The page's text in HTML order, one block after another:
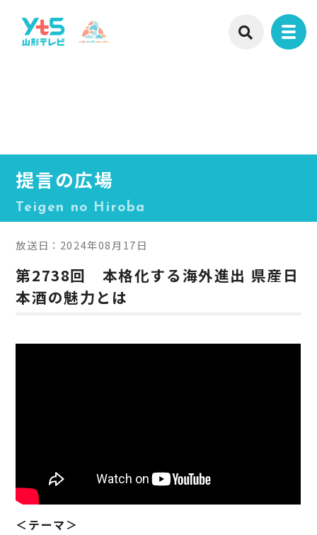
提言の広場
Teigen no Hiroba
放送日：2024年08月17日
第2738回 本格化する海外進出 県産日
本酒の魅力とは
＜テーマ＞